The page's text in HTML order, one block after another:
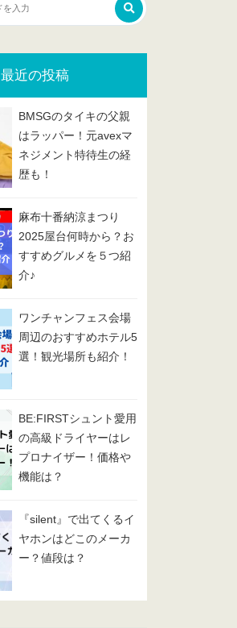
最近の投稿
BMSGのタイキの父親
はラッパー！元avexマ
ネジメント特待生の経
歴も！
麻布十番納涼まつり
2025屋台何時から？お
すすめグルメを５つ紹
介♪
ワンチャンフェス会場
周辺のおすすめホテル5
選！観光場所も紹介！
BE:FIRSTシュント愛用
の高級ドライヤーはレ
プロナイザー！価格や
機能は？
『silent』で出てくるイ
ヤホンはどこのメーカ
ー？値段は？